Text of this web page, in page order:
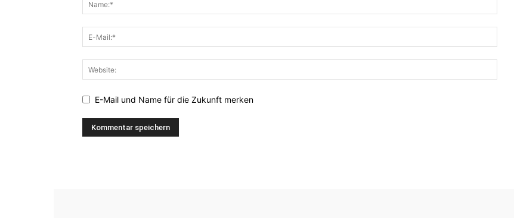
E-Mail und Name für die Zukunft merken